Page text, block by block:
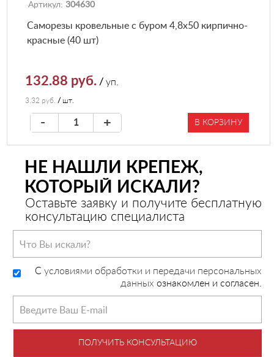
Артикул: 304630
Саморезы кровельные с буром 4,8х50 кирпично-
красные (40 шт)
132.88 руб. /уп.
3.32 руб. / шт.
- + В КОРЗИНУ
НЕ НАШЛИ КРЕПЕЖ,
КОТОРЫЙ ИСКАЛИ?
Оставьте заявку и получите бесплатную
консультацию специалиста
C условиями обработки и передачи персональных
данных ознакомлен и согласен.
ПОЛУЧИТЬ КОНСУЛЬТАЦИЮ